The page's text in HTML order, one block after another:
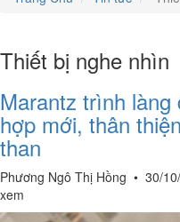
Thiết bị nghe nhìn
Marantz trình
hợp mới, thân
than
Phương Ngô Thị Hồng • 30/
xem